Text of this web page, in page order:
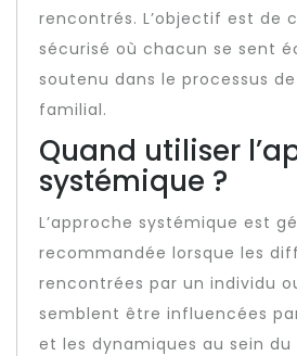
rencontrés. L’objectif est de
sécurisé où chacun se sent
soutenu dans le processus
familial.
Quand utiliser
systémique ?
L’approche systémique est
recommandée lorsque les
rencontrées par un individu
semblent être influencées
et les dynamiques au sein